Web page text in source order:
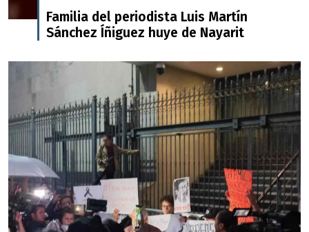
Familia del periodista Luis Martín
Sánchez Íñiguez huye de Nayarit